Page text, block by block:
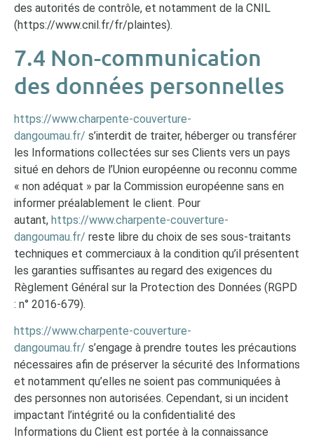
des autorités de contrôle, et notamment de la CNIL
(https://www.cnil.fr/fr/plaintes).
7.4 Non-communication
des données personnelles
https://www.charpente-couverture-
dangoumau.fr/ s’interdit de traiter, héberger ou transférer
les Informations collectées sur ses Clients vers un pays
situé en dehors de l’Union européenne ou reconnu comme
« non adéquat » par la Commission européenne sans en
informer préalablement le client. Pour
autant, https://www.charpente-couverture-
dangoumau.fr/ reste libre du choix de ses sous-traitants
techniques et commerciaux à la condition qu’il présentent
les garanties suffisantes au regard des exigences du
Règlement Général sur la Protection des Données (RGPD
: n° 2016-679).
https://www.charpente-couverture-
dangoumau.fr/ s’engage à prendre toutes les précautions
nécessaires afin de préserver la sécurité des Informations
et notamment qu’elles ne soient pas communiquées à
des personnes non autorisées. Cependant, si un incident
impactant l’intégrité ou la confidentialité des
Informations du Client est portée à la connaissance